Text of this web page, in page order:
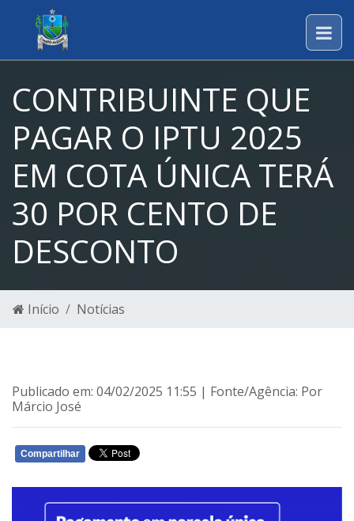
CONTRIBUINTE QUE
PAGAR O IPTU 2025
EM COTA ÚNICA TERÁ
30 POR CENTO DE
DESCONTO
Início Notícias
Publicado em: 04/02/2025 11:55 | Fonte/Agência: Por
Márcio José
Compartilhar